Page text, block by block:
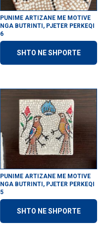
PUNIME ARTIZANE ME MOTIVE
NGA BUTRINTI, PJETER PERKEQI
6
SHTO NE SHPORTE
PUNIME ARTIZANE ME MOTIVE
NGA BUTRINTI, PJETER PERKEQI
5
SHTO NE SHPORTE